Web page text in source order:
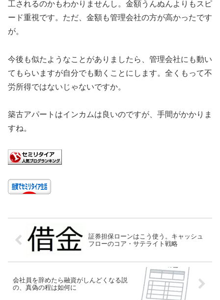
工されるのかもわかりませんし。金額うんぬんよりもスピ
ード重視です。ただ、金額も管理会社の方が高かったです
が。
今後も似たようなことがありましたら、管理会社にも動い
てもらいますが自分でも動くことにします。全くもって不
労所得ではないじゃないですか。
築古アパートはインカムは良いのですが、手間がかかりま
すね。
証券担保ローンはこう使う。キャッシュ
フローのコア・サテライト戦略
会社員を辞めたら融資がしんどくなる説
の、真偽の程は如何に